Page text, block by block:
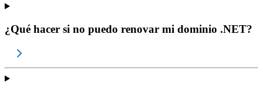
¿Qué hacer si no puedo renovar mi dominio .NET?